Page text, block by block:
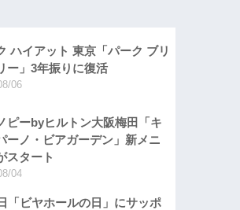
ハイアット 東京「パーク ブリ
ー」3年振りに復活
06
ピーbyヒルトン大阪梅田「キ
ーノ・ビアガーデン」新メニ
スタート
04
「ビヤホールの日」にサッポ